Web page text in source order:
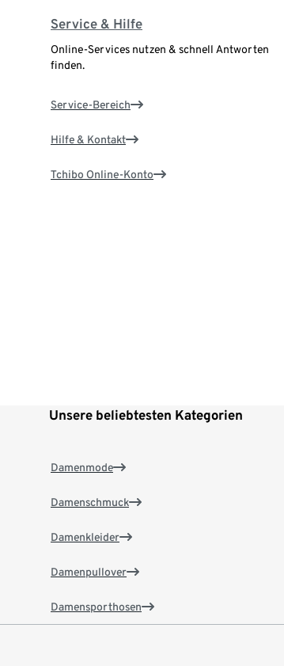
Service & Hilfe
Online-Services nutzen & schnell Antworten
finden.
Service-Bereich
Hilfe & Kontakt
Tchibo Online-Konto
Unsere beliebtesten Kategorien
Damenmode
Damenschmuck
Damenkleider
Damenpullover
Damensporthosen